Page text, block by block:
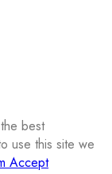
best
use this site we
Accept